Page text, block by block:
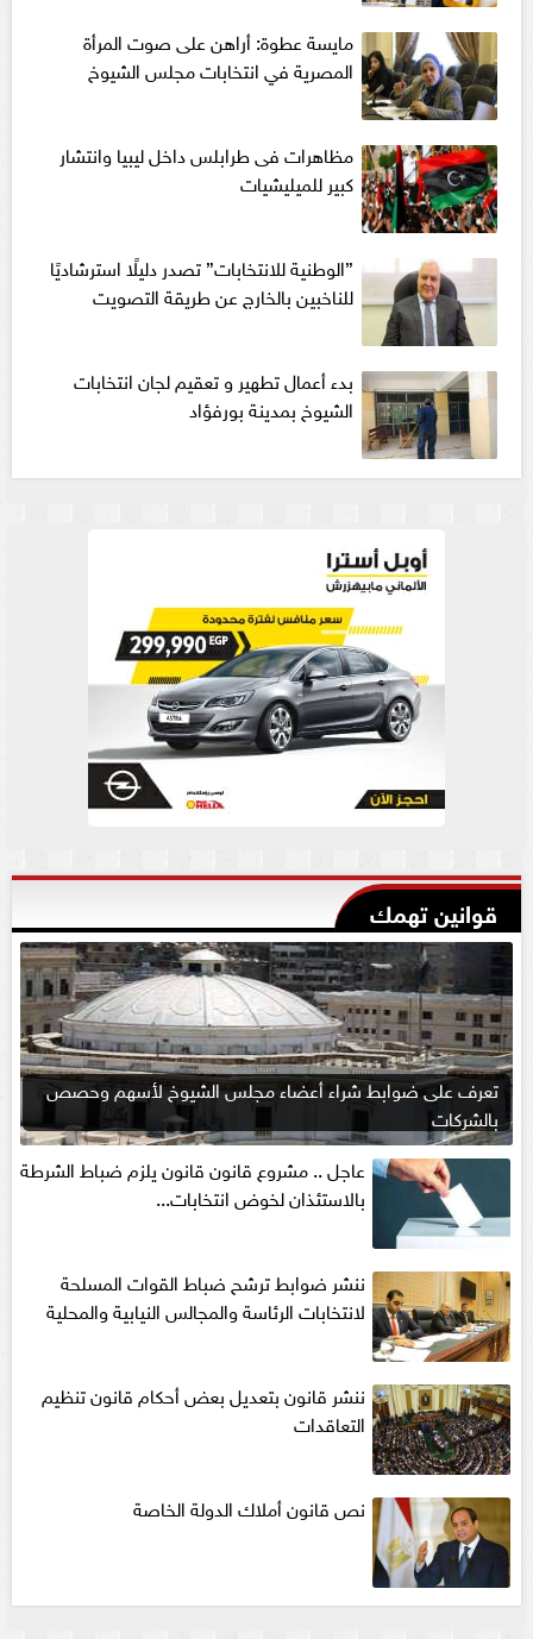
مايسة عطوة: أراهن على صوت المرأة
المصرية في انتخابات مجلس الشيوخ
مظاهرات فى طرابلس داخل ليبيا وانتشار
كبير للميليشيات
”الوطنية للانتخابات” تصدر دليلًا استرشاديًا
للناخبين بالخارج عن طريقة التصويت
بدء أعمال تطهير و تعقيم لجان انتخابات
الشيوخ بمدينة بورفؤاد
قوانين تهمك
تعرف على ضوابط شراء أعضاء مجلس الشيوخ لأسهم وحصص
بالشركات
عاجل .. مشروع قانون قانون يلزم ضباط الشرطة
بالاستئذان لخوض انتخابات...
ننشر ضوابط ترشح ضباط القوات المسلحة
لانتخابات الرئاسة والمجالس النيابية والمحلية‎
ننشر قانون بتعديل بعض أحكام قانون تنظيم
التعاقدات
نص قانون أملاك الدولة الخاصة